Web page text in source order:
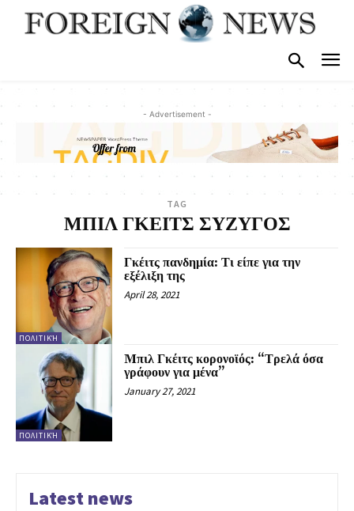
- Advertisement -
TAG
ΜΠΙΛ ΓΚΕΙΤΣ ΣΥΖΥΓΟΣ
ΠΟΛΙΤΙΚΉ
Γκέιτς πανδημία: Τι είπε για την
εξέλιξη της
April 28, 2021
ΠΟΛΙΤΙΚΉ
Mπιλ Γκέιτς κορονοϊός: “Τρελά όσα
γράφουν για μένα”
January 27, 2021
Latest news